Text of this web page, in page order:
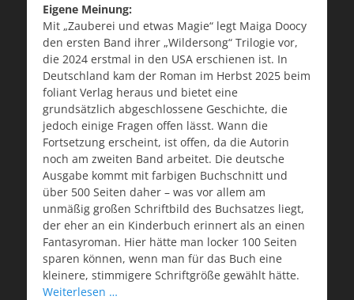
Eigene Meinung:
Mit „Zauberei und etwas Magie“ legt Maiga Doocy
den ersten Band ihrer „Wildersong“ Trilogie vor,
die 2024 erstmal in den USA erschienen ist. In
Deutschland kam der Roman im Herbst 2025 beim
foliant Verlag heraus und bietet eine
grundsätzlich abgeschlossene Geschichte, die
jedoch einige Fragen offen lässt. Wann die
Fortsetzung erscheint, ist offen, da die Autorin
noch am zweiten Band arbeitet. Die deutsche
Ausgabe kommt mit farbigen Buchschnitt und
über 500 Seiten daher – was vor allem am
unmäßig großen Schriftbild des Buchsatzes liegt,
der eher an ein Kinderbuch erinnert als an einen
Fantasyroman. Hier hätte man locker 100 Seiten
sparen können, wenn man für das Buch eine
kleinere, stimmigere Schriftgröße gewählt hätte.
Weiterlesen …